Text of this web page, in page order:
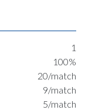
1
100%
20/match
9/match
5/match